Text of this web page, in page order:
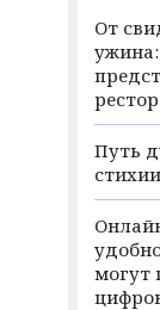
От
ужина:
Путь
стихии
могут